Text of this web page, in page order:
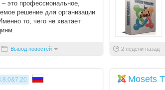
это профессиональное,
решение для организации
то, чего не хватает
Вывод новостей 2 недели назад
Mosets
Забыли логин?